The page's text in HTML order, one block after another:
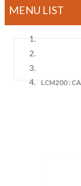
MENU LIST
LCM200 :